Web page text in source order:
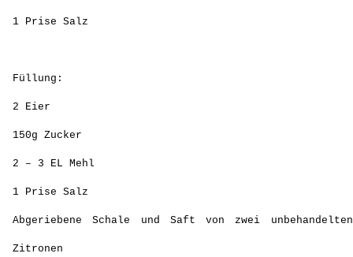
1 Prise Salz
Füllung:
2 Eier
150g Zucker
2 – 3 EL Mehl
1 Prise Salz
Abgeriebene Schale und Saft von zwei unbehandelten
Zitronen